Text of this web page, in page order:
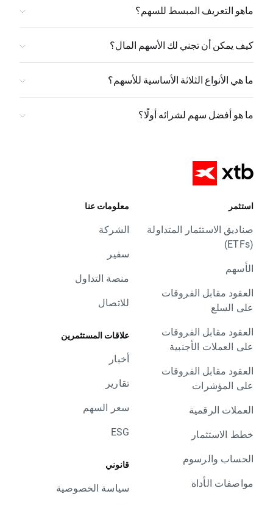
ماهو التعريف المبسط للسهم؟
كيف يمكن أن تجني لك الأسهم المال؟
ما هي الأنواع الثلاثة الأساسية للأسهم؟
ما هو أفضل سهم لشرائه أولًا؟
استثمر
صناديق الاستثمار المتداولة
(ETFs)
الأسهم
العقود مقابل الفروقات
على السلع
العقود مقابل الفروقات
على العملات الأجنبية
العقود مقابل الفروقات
على المؤشرات
العملات الرقمية
خطط الاستثمار
الحساب والرسوم
مواصفات الأداة
معلومات عنا
الشركة
سفير
منصة التداول
للاتصال
علاقات المستثمرين
أخبار
تقارير
سعر السهم
ESG
قانوني
سياسة الخصوصية